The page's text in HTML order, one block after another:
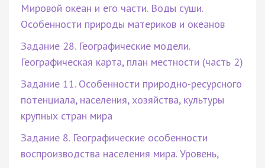
Мировой океан и его части. Воды суши.
Особенности природы материков и океанов
Задание 28. Географические модели.
Географическая карта, план местности (часть 2)
Задание 11. Особенности природно-ресурсного
потенциала, населения, хозяйства, культуры
крупных стран мира
Задание 8. Географические особенности
воспроизводства населения мира. Уровень,